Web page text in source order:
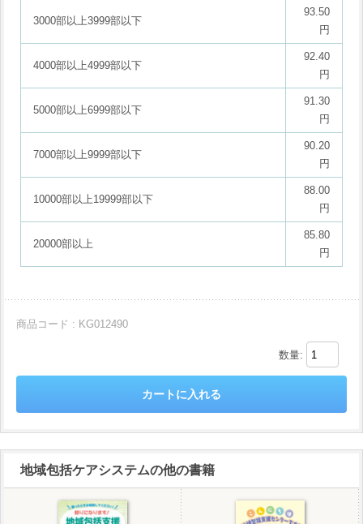
3000部以上3999部以下
93.50
円
4000部以上4999部以下
92.40
円
5000部以上6999部以下
91.30
円
7000部以上9999部以下
90.20
円
10000部以上19999部以下
88.00
円
20000部以上
85.80
円
商品コード : KG012490
数量:
地域包括ケアシステムの他の書籍